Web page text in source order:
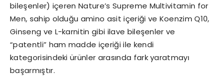
bileşenler) içeren Nature’s Supreme Multivitamin for
Men, sahip olduğu amino asit içeriği ve Koenzim Q10,
Ginseng ve L-karnitin gibi ilave bileşenler ve
“patentli” ham madde içeriği ile kendi
kategorisindeki ürünler arasında fark yaratmayı
başarmıştır.